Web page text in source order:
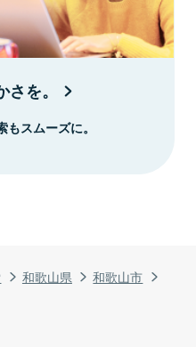
和歌山県
和歌山市
を。
スムーズに。